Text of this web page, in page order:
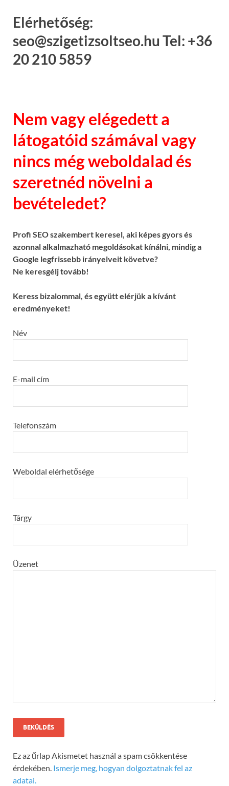
Elérhetőség:
seo@szigetizsoltseo.hu Tel: +36
20 210 5859
Nem vagy elégedett a
látogatóid számával vagy
nincs még weboldalad és
szeretnéd növelni a
bevételedet?
Profi SEO szakembert keresel, aki képes gyors és
azonnal alkalmazható megoldásokat kínálni, mindig a
Google legfrissebb irányelveit követve?
Ne keresgélj tovább!
Keress bizalommal, és együtt elérjük a kívánt
eredményeket!
Név
E-mail cím
Telefonszám
Weboldal elérhetősége
Tárgy
Üzenet
Ez az űrlap Akismetet használ a spam csökkentése
érdekében. Ismerje meg, hogyan dolgoztatnak fel az
adatai.